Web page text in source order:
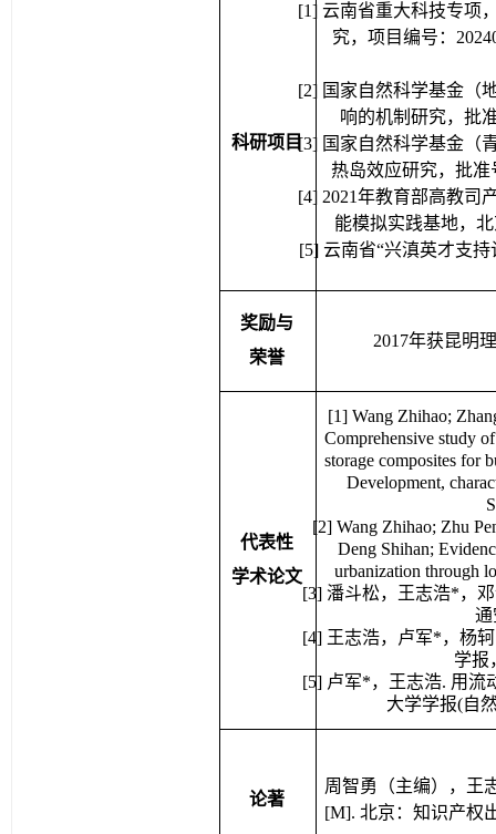
科研项目
[1] 云南省重大科技专项
究，项目编号：
[2] 国家自然科学基金（
响的机制研究，批
[3] 国家自然科学基金（
热岛效应研究，批准
[4] 2021年教育部高教司
能模拟实践基地，
[5] 云南省“兴滇英才支持
奖励与
荣誉
2017年获昆明
代表性
学术论文
[1] Wang Zhihao;
Comprehensive study
storage composites for
Development,
[2] Wang Zhihao; Zhu
Deng Shihan;
urbanization through
[3] 潘斗松，王志浩*，
[4] 王志浩，卢军*，杨轲
学报
[5] 卢军*，王志浩. 用流
大学学报(自
论著
周智勇（主编），王
[M]. 北京：知识产权